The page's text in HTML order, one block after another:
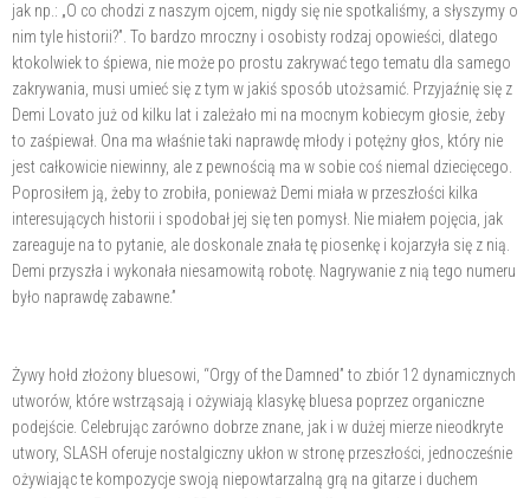
jak np.: „O co chodzi z naszym ojcem, nigdy się nie spotkaliśmy, a słyszymy o
nim tyle historii?”. To bardzo mroczny i osobisty rodzaj opowieści, dlatego
ktokolwiek to śpiewa, nie może po prostu zakrywać tego tematu dla samego
zakrywania, musi umieć się z tym w jakiś sposób utożsamić. Przyjaźnię się z
Demi Lovato już od kilku lat i zależało mi na mocnym kobiecym głosie, żeby
to zaśpiewał. Ona ma właśnie taki naprawdę młody i potężny głos, który nie
jest całkowicie niewinny, ale z pewnością ma w sobie coś niemal dziecięcego.
Poprosiłem ją, żeby to zrobiła, ponieważ Demi miała w przeszłości kilka
interesujących historii i spodobał jej się ten pomysł. Nie miałem pojęcia, jak
zareaguje na to pytanie, ale doskonale znała tę piosenkę i kojarzyła się z nią.
Demi przyszła i wykonała niesamowitą robotę. Nagrywanie z nią tego numeru
było naprawdę zabawne.”
Żywy hołd złożony bluesowi, “Orgy of the Damned” to zbiór 12 dynamicznych
utworów, które wstrząsają i ożywiają klasykę bluesa poprzez organiczne
podejście. Celebrując zarówno dobrze znane, jak i w dużej mierze nieodkryte
utwory, SLASH oferuje nostalgiczny ukłon w stronę przeszłości, jednocześnie
ożywiając te kompozycje swoją niepowtarzalną grą na gitarze i duchem